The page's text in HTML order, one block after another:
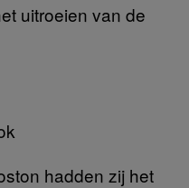
uitroeien van de
hadden zij het